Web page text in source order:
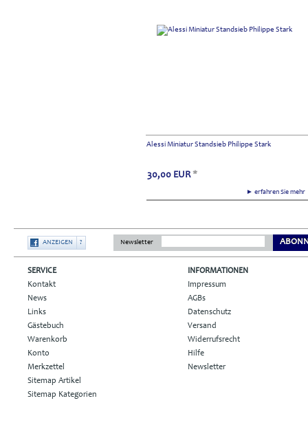
Alessi Miniatur Standsieb Philippe Stark
► erfahren Sie
30,00 EUR *
ANZEIGEN ? Newsletter
SERVICE
Kontakt
News
Links
Gästebuch
Warenkorb
Konto
Merkzettel
Sitemap Artikel
Sitemap Kategorien
INFORMATIONEN
Impressum
AGBs
Datenschutz
Versand
Widerrufsrecht
Hilfe
Newsletter